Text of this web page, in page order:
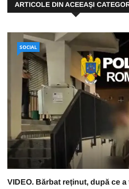
ARTICOLE DIN ACEEAŞI
SOCIAL
VIDEO. Bărbat reținut, după ce